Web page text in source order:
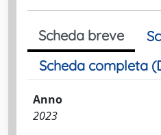
Scheda breve
Scheda completa
Anno
2023